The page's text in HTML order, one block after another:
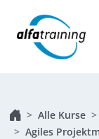
Alle Kurse
Agiles